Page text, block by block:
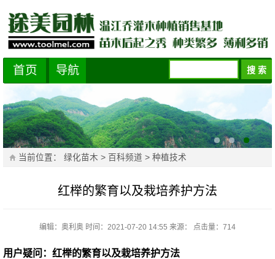
首页 导航
当前位置： 绿化苗木 > 百科频道 >种植技术
红榉的繁育以及栽培养护方法
编辑：奥利奥 时间：2021-07-20 14:55 来源： 点击量： 714
用户疑问：红榉的繁育以及栽培养护方法